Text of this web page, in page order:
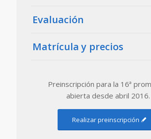
Evaluación
Matrícula y precios
Preinscripción para la 16ª
abierta desde abril 2016.
Realizar preinscripción